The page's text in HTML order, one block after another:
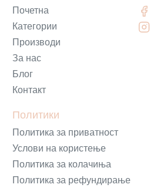
Почетна
Категории
Производи
За нас
Блог
Контакт
Политики
Политика за приватност
Услови на користење
Политика за колачиња
Политика за рефундирање